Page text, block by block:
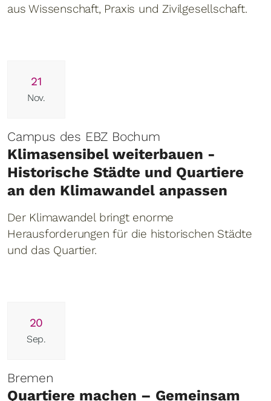
aus Wissenschaft, Praxis und Zivilgesellschaft.
21
Nov.
Campus des EBZ Bochum
Klimasensibel weiterbauen -
Historische Städte und Quartiere
an den Klimawandel anpassen
Der Klimawandel bringt enorme
Herausforderungen für die historischen Städte
und das Quartier.
20
Sep.
Bremen
Quartiere machen – Gemeinsam